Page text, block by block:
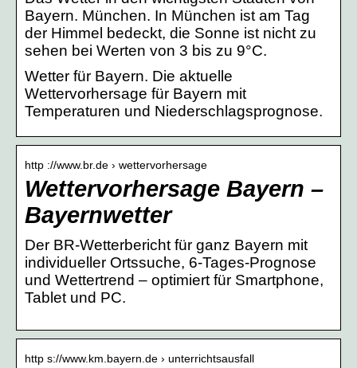
Bayern. München. In München ist am Tag
der Himmel bedeckt, die Sonne ist nicht zu
sehen bei Werten von 3 bis zu 9°C.
Wetter für Bayern. Die aktuelle
Wettervorhersage für Bayern mit
Temperaturen und Niederschlagsprognose.
http ://www.br.de › wettervorhersage
Wettervorhersage Bayern –
Bayernwetter
Der BR-Wetterbericht für ganz Bayern mit
individueller Ortssuche, 6-Tages-Prognose
und Wettertrend – optimiert für Smartphone,
Tablet und PC.
http s://www.km.bayern.de › unterrichtsausfall